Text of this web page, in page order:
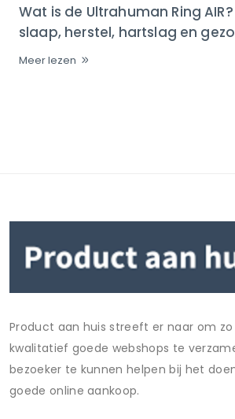
Wat is de Ultrahuman Ring
slaap, herstel, hartslag en
Meer lezen
Product aan huis streeft er naar om
kwalitatief goede webshops te
bezoeker te kunnen helpen bij het
goede online aankoop.